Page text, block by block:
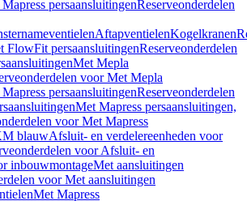
persaansluitingenReserveonderdelen
AftapventielenKogelkranen
FlowFit persaansluitingenReserveonderdelen
Met Mepla
voor Met Mepla
persaansluitingenReserveonderdelen
Met Mapress persaansluitingen,
voor Met Mapress
blauwAfsluit- en verdelereenheden voor
voor Afsluit- en
inbouwmontageMet aansluitingen
voor Met aansluitingen
Met Mapress